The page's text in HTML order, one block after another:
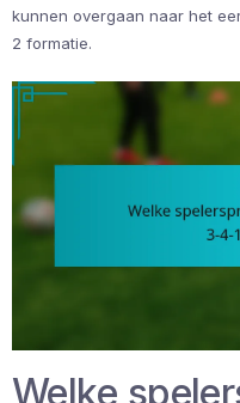
kunnen overgaan naar het
2 formatie.
Welke